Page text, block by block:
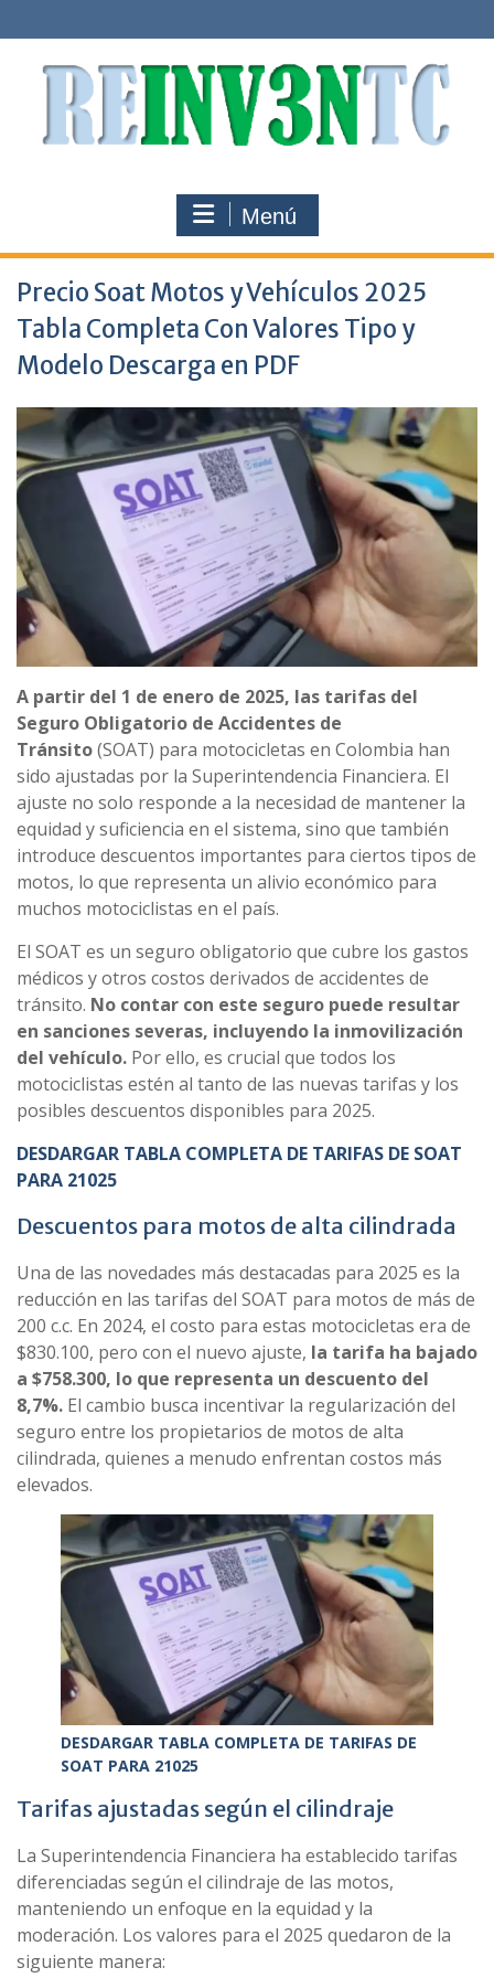
al
Menú
Precio Soat Motos y Vehículos 2025
Tabla Completa Con Valores Tipo y
Modelo Descarga en PDF
A partir del 1 de enero de 2025, las tarifas del
Seguro Obligatorio de Accidentes de
Tránsito(SOAT) para motocicletas en Colombia han
sido ajustadas por la Superintendencia Financiera. El
ajuste no solo responde a la necesidad de mantener la
equidad y suficiencia en el sistema, sino que también
introduce descuentos importantes para ciertos tipos de
motos, lo que representa un alivio económico para
muchos motociclistas en el país.
El SOAT es un seguro obligatorio que cubre los gastos
médicos y otros costos derivados de accidentes de
tránsito. No contar con este seguro puede resultar
en sanciones severas, incluyendo la inmovilización
del vehículo. Por ello, es crucial que todos los
motociclistas estén al tanto de las nuevas tarifas y los
posibles descuentos disponibles para 2025.
DESDARGAR TABLA COMPLETA DE TARIFAS DE SOAT
PARA 21025
Descuentos para motos de alta cilindrada
Una de las novedades más destacadas para 2025 es la
reducción en las tarifas del SOAT para motos de más de
200 c.c. En 2024, el costo para estas motocicletas era de
$830.100, pero con el nuevo ajuste, la tarifa ha bajado
a $758.300, lo que representa un descuento del
8,7%. El cambio busca incentivar la regularización del
seguro entre los propietarios de motos de alta
cilindrada, quienes a menudo enfrentan costos más
elevados.
DESDARGAR TABLA COMPLETA DE TARIFAS DE
SOAT PARA 21025
Tarifas ajustadas según el cilindraje
La Superintendencia Financiera ha establecido tarifas
diferenciadas según el cilindraje de las motos,
manteniendo un enfoque en la equidad y la
moderación. Los valores para el 2025 quedaron de la
siguiente manera: